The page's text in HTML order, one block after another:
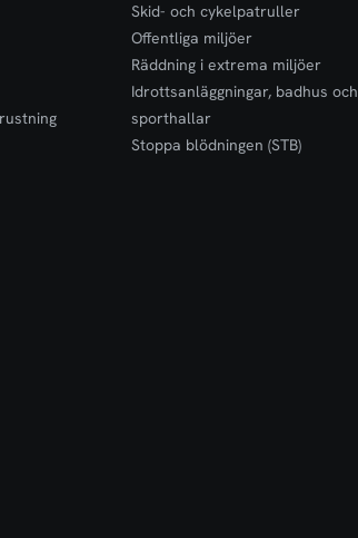
Skid- och cykelpatruller
Offentliga miljöer
Räddning i extrema miljöer
Idrottsanläggningar, badhus och
sporthallar
Stoppa blödningen (STB)